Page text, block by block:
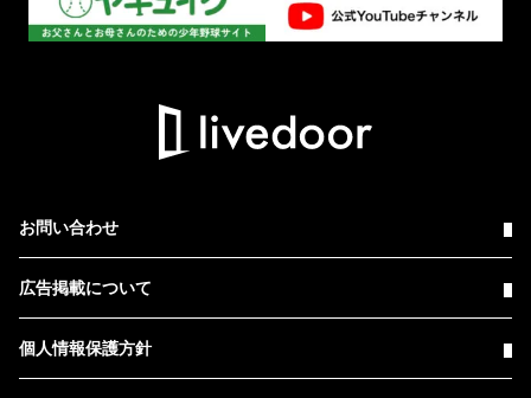
お問い合わせ
広告掲載について
個人情報保護方針